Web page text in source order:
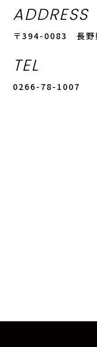
ADDRESS
〒394-0083 長野
TEL
0266-78-1007